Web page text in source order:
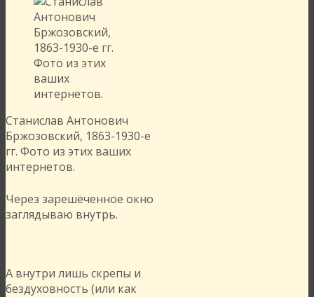
Станислав Антонович
Бржозовский, 1863-1930-е
гг. Фото из этих ваших
интернетов.
Через зарешёченное окно
заглядываю внутрь.
А внутри лишь скрепы и
бездуховность (или как